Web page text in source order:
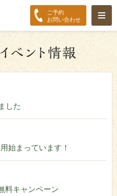
ご予約
お問い合わせ
した
始まっています！
料キャンペーン